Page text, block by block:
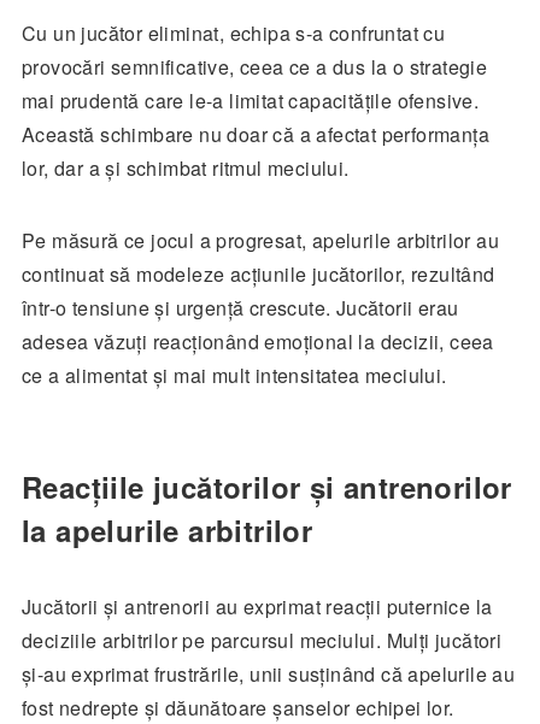
Cu un jucător eliminat, echipa s-a confruntat cu
provocări semnificative, ceea ce a dus la o strategie
mai prudentă care le-a limitat capacitățile ofensive.
Această schimbare nu doar că a afectat performanța
lor, dar a și schimbat ritmul meciului.
Pe măsură ce jocul a progresat, apelurile arbitrilor au
continuat să modeleze acțiunile jucătorilor, rezultând
într-o tensiune și urgență crescute. Jucătorii erau
adesea văzuți reacționând emoțional la decizii, ceea
ce a alimentat și mai mult intensitatea meciului.
Reacțiile jucătorilor și antrenorilor
la apelurile arbitrilor
Jucătorii și antrenorii au exprimat reacții puternice la
deciziile arbitrilor pe parcursul meciului. Mulți jucători
și-au exprimat frustrările, unii susținând că apelurile au
fost nedrepte și dăunătoare șanselor echipei lor.